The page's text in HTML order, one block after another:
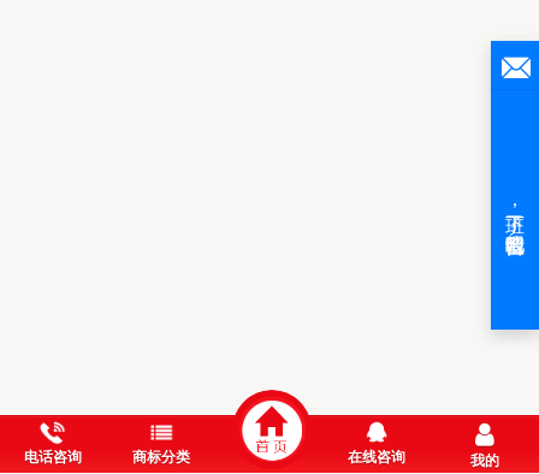
电话咨询 商标分类 在线咨询 我的